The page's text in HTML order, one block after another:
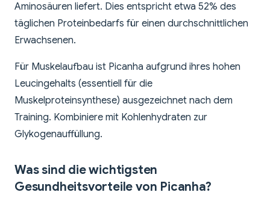
Aminosäuren liefert. Dies entspricht etwa 52% des
täglichen Proteinbedarfs für einen durchschnittlichen
Erwachsenen.
Für Muskelaufbau ist Picanha aufgrund ihres hohen
Leucingehalts (essentiell für die
Muskelproteinsynthese) ausgezeichnet nach dem
Training. Kombiniere mit Kohlenhydraten zur
Glykogenauffüllung.
Was sind die wichtigsten
Gesundheitsvorteile von Picanha?